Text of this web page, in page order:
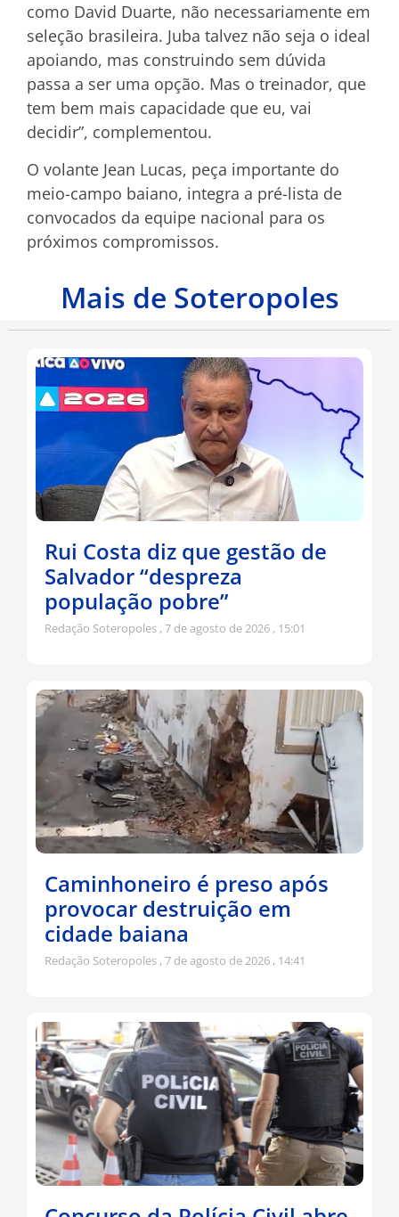
como David Duarte, não necessariamente em
seleção brasileira. Juba talvez não seja o ideal
apoiando, mas construindo sem dúvida
passa a ser uma opção. Mas o treinador, que
tem bem mais capacidade que eu, vai
decidir”, complementou.
O volante Jean Lucas, peça importante do
meio-campo baiano, integra a pré-lista de
convocados da equipe nacional para os
próximos compromissos.
Mais de Soteropoles
Rui Costa diz que gestão de
Salvador “despreza
população pobre”
Redação Soteropoles 7 de agosto de 2026 15:01
Caminhoneiro é preso após
provocar destruição em
cidade baiana
Redação Soteropoles 7 de agosto de 2026 14:41